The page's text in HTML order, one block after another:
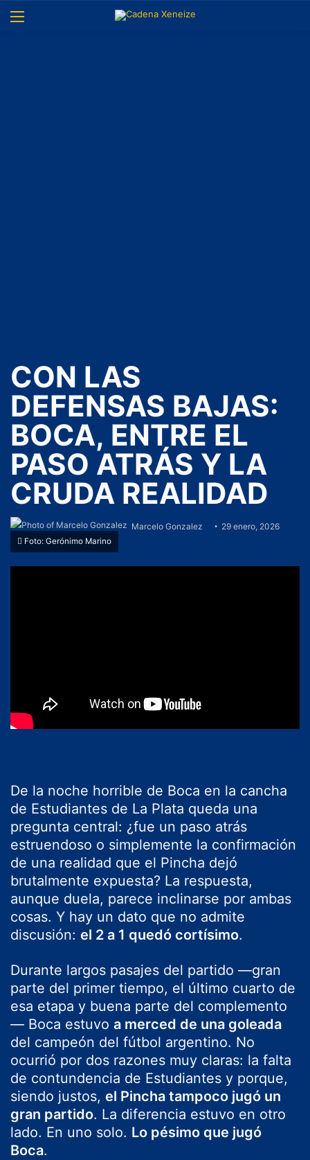
CON LAS
DEFENSAS BAJAS:
BOCA, ENTRE EL
PASO ATRÁS Y LA
CRUDA REALIDAD
Marcelo Gonzalez 29 enero, 2026
Foto: Gerónimo Marino
De la noche horrible de Boca en la cancha
de Estudiantes de La Plata queda una
pregunta central: ¿fue un paso atrás
estruendoso o simplemente la confirmación
de una realidad que el Pincha dejó
brutalmente expuesta? La respuesta,
aunque duela, parece inclinarse por ambas
cosas. Y hay un dato que no admite
discusión: el 2 a 1 quedó cortísimo.
Durante largos pasajes del partido —gran
parte del primer tiempo, el último cuarto de
esa etapa y buena parte del complemento
— Boca estuvo a merced de una goleada
del campeón del fútbol argentino. No
ocurrió por dos razones muy claras: la falta
de contundencia de Estudiantes y porque,
siendo justos, el Pincha tampoco jugó un
gran partido. La diferencia estuvo en otro
lado. En uno solo. Lo pésimo que jugó
Boca.